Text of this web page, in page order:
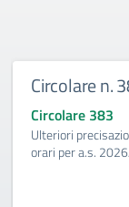
Circolare n.
Circolare 383
Ulteriori
orari per a.s.